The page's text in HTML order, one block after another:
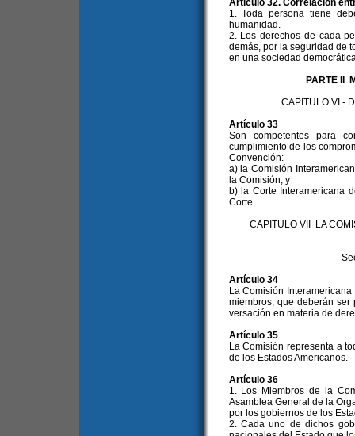
Artículo 32. Correlación
1. Toda persona tiene
humanidad.
2. Los derechos de cada
demás, por la seguridad de
en una sociedad
PARTE II
CAPITULO VI -
Artículo 33
Son competentes para
cumplimiento de los
Convención:
a) la Comisión
la Comisión, y
b) la Corte Interamericana
Corte.
CAPITULO VII LA
Artículo 34
La Comisión
miembros, que deberán
versación en materia de
Artículo 35
La Comisión representa a
de los Estados Americanos.
Artículo 36
1. Los Miembros de la
Asamblea General de la
por los gobiernos de los
2. Cada uno de dichos